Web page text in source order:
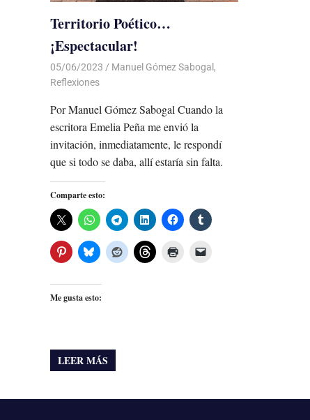
Territorio Poético…
¡Espectacular!
05/06/2023 De todo un Poco
Manuel Gómez Sabogal ,
Reflexiones
Por Manuel Gómez Sabogal Cuando la
escritora Emelia Peña me envió la
invitación, inmediatamente, le respondí
que si todo se daba, allí estaría sin falta.
Comparte esto:
Me gusta esto:
LEER MÁS